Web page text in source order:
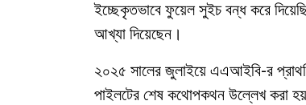
ইচ্ছেকৃতভাবে ফুয়েল সুইচ বন্ধ করে
আখ্যা দিয়েছেন।
২০২৫ সালের জুলাইয়ে এএআইবি-র
পাইলটের শেষ কথোপকথন উল্লেখ করা